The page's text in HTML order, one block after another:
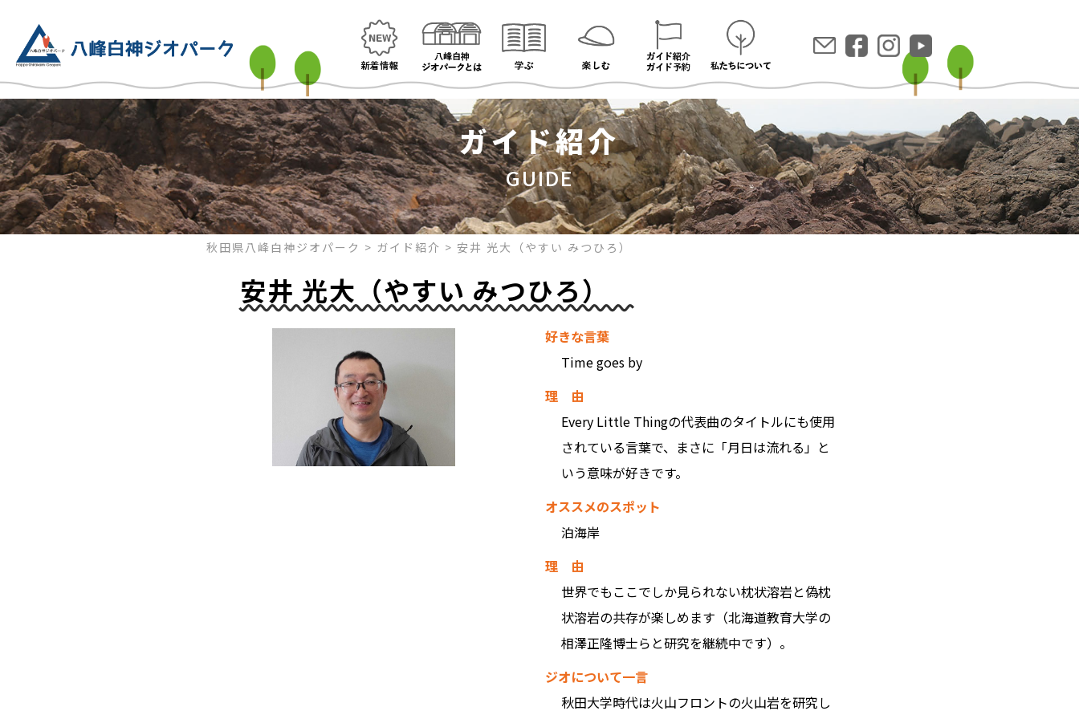
ガイド紹介
GUIDE
秋田県八峰白神ジオパーク > ガイド紹介 > 安井 光大（やすい みつひろ）
安井 光大（やすい みつひろ）
好きな言葉
Time goes by
理 由
Every Little Thingの代表曲のタイトルにも使用
されている言葉で、まさに「月日は流れる」と
いう意味が好きです。
オススメのスポット
泊海岸
理 由
世界でもここでしか見られない枕状溶岩と偽枕
状溶岩の共存が楽しめます（北海道教育大学の
相澤正隆博士らと研究を継続中です）。
ジオについて一言
秋田大学時代は火山フロントの火山岩を研究し